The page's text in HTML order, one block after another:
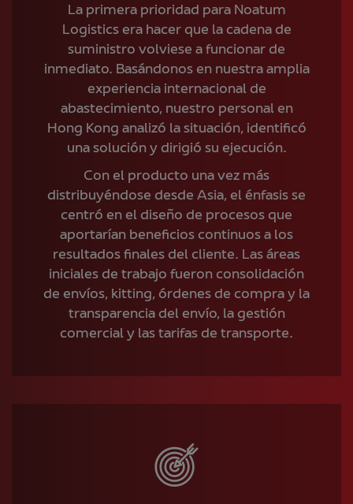
La primera prioridad para Noatum
Logistics era hacer que la cadena de
suministro volviese a funcionar de
inmediato. Basándonos en nuestra amplia
experiencia internacional de
abastecimiento, nuestro personal en
Hong Kong analizó la situación, identificó
una solución y dirigió su ejecución.
Con el producto una vez más
distribuyéndose desde Asia, el énfasis se
centró en el diseño de procesos que
aportarían beneficios continuos a los
resultados finales del cliente. Las áreas
iniciales de trabajo fueron consolidación
de envíos, kitting, órdenes de compra y la
transparencia del envío, la gestión
comercial y las tarifas de transporte.